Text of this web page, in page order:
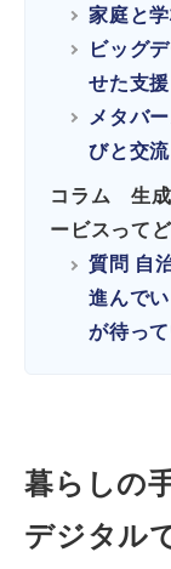
家庭と
ビッグ
せた支援
メタバ
びと交流
コラム 生成
ービスって
質問 自
進んで
が待っ
暮らしの
デジタル